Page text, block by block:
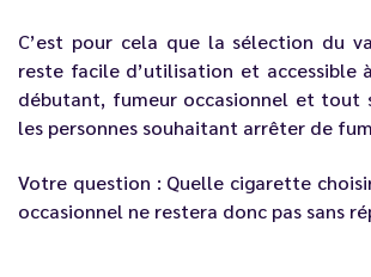
C’est pour cela que la sélection du
reste facile d’utilisation et accessible
débutant, fumeur occasionnel et tout
les personnes souhaitant arrêter de
Votre question : Quelle cigarette
occasionnel ne restera donc pas sans